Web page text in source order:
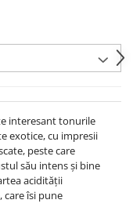
interesant tonurile
exotice, cu impresii
peste care
său intens și bine
acidității
îsi pune